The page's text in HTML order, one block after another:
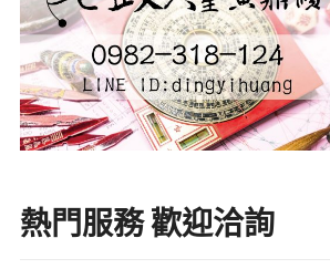
熱門服務 歡迎洽詢